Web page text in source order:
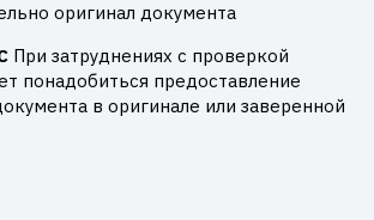
оригинал документа
При затруднениях с проверкой
понадобиться предоставление
в оригинале или заверенной